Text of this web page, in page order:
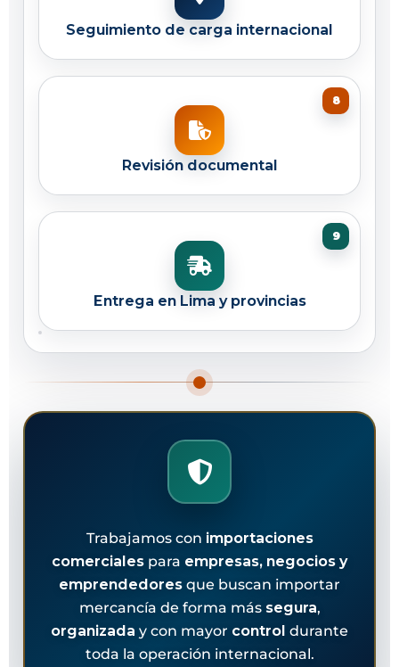
Seguimiento de carga internacional
Revisión documental
Entrega en Lima y provincias
Trabajamos con importaciones
comerciales para empresas, negocios y
emprendedores que buscan importar
mercancía de forma más segura,
organizada y con mayor control durante
toda la operación internacional.